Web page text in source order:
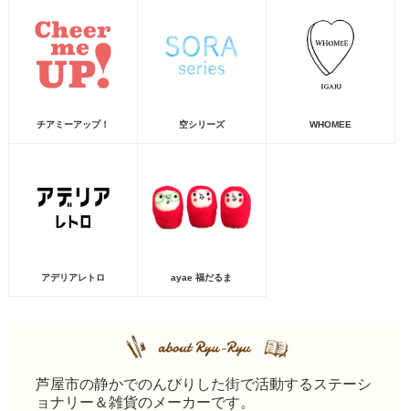
チアミーアップ！ 空シリーズ WHOMEE
アデリアレトロ ayae 福だるま
芦屋市の静かでのんびりした街で活動するステーシ
ョナリー＆雑貨のメーカーです。